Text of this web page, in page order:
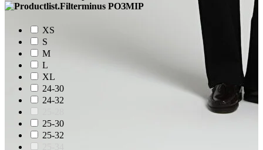
РОЗМІР
XS
S
M
L
XL
24-30
24-32
25-30
25-32